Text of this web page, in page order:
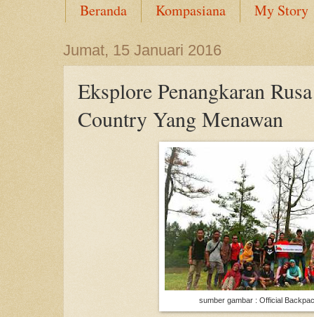
Beranda Kompasiana My Story
Jumat, 15 Januari 2016
Eksplore Penangkaran
Country Yang Menawan
sumber gambar : Official